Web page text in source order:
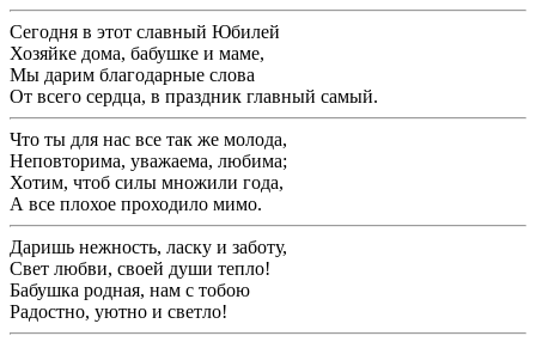
Сегодня в этот славный Юбилей
Хозяйке дома, бабушке и маме,
Мы дарим благодарные слова
От всего сердца, в праздник главный самый.
Что ты для нас все так же молода,
Неповторима, уважаема, любима;
Хотим, чтоб силы множили года,
А все плохое проходило мимо.
Даришь нежность, ласку и заботу,
Свет любви, своей души тепло!
Бабушка родная, нам с тобою
Радостно, уютно и светло!